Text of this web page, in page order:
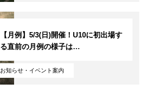
お知らせ・イベント案内
【月例】5/3(日)開催！U10に初出場す
る直前の月例の様子は…